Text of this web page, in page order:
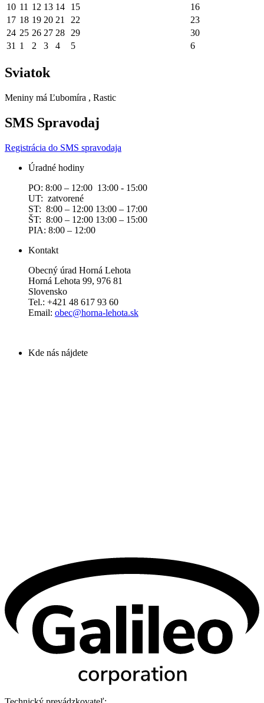
10 11 12 13 14 15
16
17 18 19 20 21 22
23
24 25 26 27 28 29
30
31 1 2 3 4 5 6
Sviatok
Meniny má Ľubomíra , Rastic
SMS Spravodaj
Registrácia do SMS spravodaja
Úradné hodiny
PO: 8:00 – 12:00 13:00 - 15:00
UT: zatvorené
ST: 8:00 – 12:00 13:00 – 17:00
ŠT: 8:00 – 12:00 13:00 – 15:00
PIA: 8:00 – 12:00
Kontakt
Obecný úrad Horná Lehota
Horná Lehota 99, 976 81
Slovensko
Tel.: +421 48 617 93 60
Email: obec@horna-lehota.sk
Kde nás nájdete